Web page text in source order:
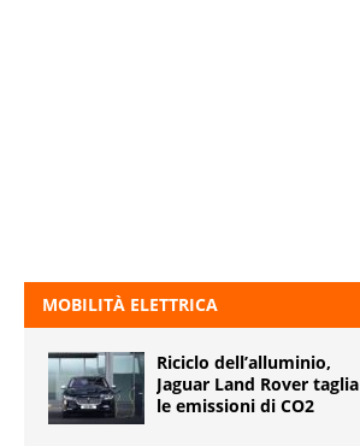
MOBILITÀ ELETTRICA
Riciclo dell’alluminio,
Jaguar Land Rover taglia
le emissioni di CO2